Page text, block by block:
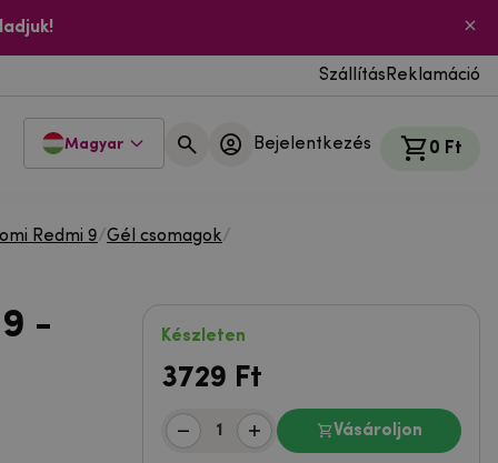
Szállítás Reklamáció
Magyar Bejelentkezés 0 Ft
Redmi 9/Gél csomagok/
- Készleten
3729 Ft
Vásároljon